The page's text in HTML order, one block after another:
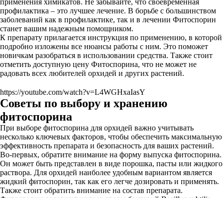
применения химикатов. Не забывайте, что своевременная
профилактика – это лучшее лечение. В борьбе с большинством
заболеваний как в профилактике, так и в лечении Фитоспорин
станет вашим надежным помощником.
К препарату прилагается инструкция по применению, в которой
подробно изложены все нюансы работы с ним. Это поможет
новичкам разобраться в использовании средства. Также стоит
отметить доступную цену Фитоспорина, что не может не
радовать всех любителей орхидей и других растений.
https://youtube.com/watch?v=L4WGHxaIasY
Советы по выбору и хранению
фитоспорина
При выборе фитоспорина для орхидей важно учитывать
несколько ключевых факторов, чтобы обеспечить максимальную
эффективность препарата и безопасность для ваших растений.
Во-первых, обратите внимание на форму выпуска фитоспорина.
Он может быть представлен в виде порошка, пасты или жидкого
раствора. Для орхидей наиболее удобным вариантом является
жидкий фитоспорин, так как его легче дозировать и применять.
Также стоит обратить внимание на состав препарата.